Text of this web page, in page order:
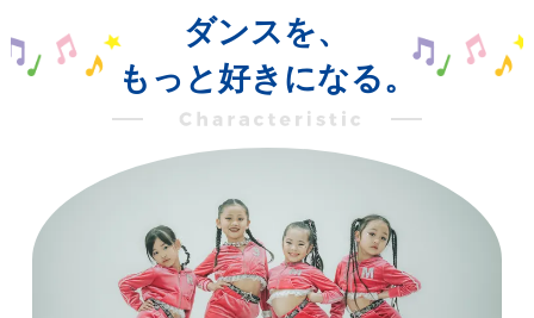
ダンスを、
もっと好きになる。